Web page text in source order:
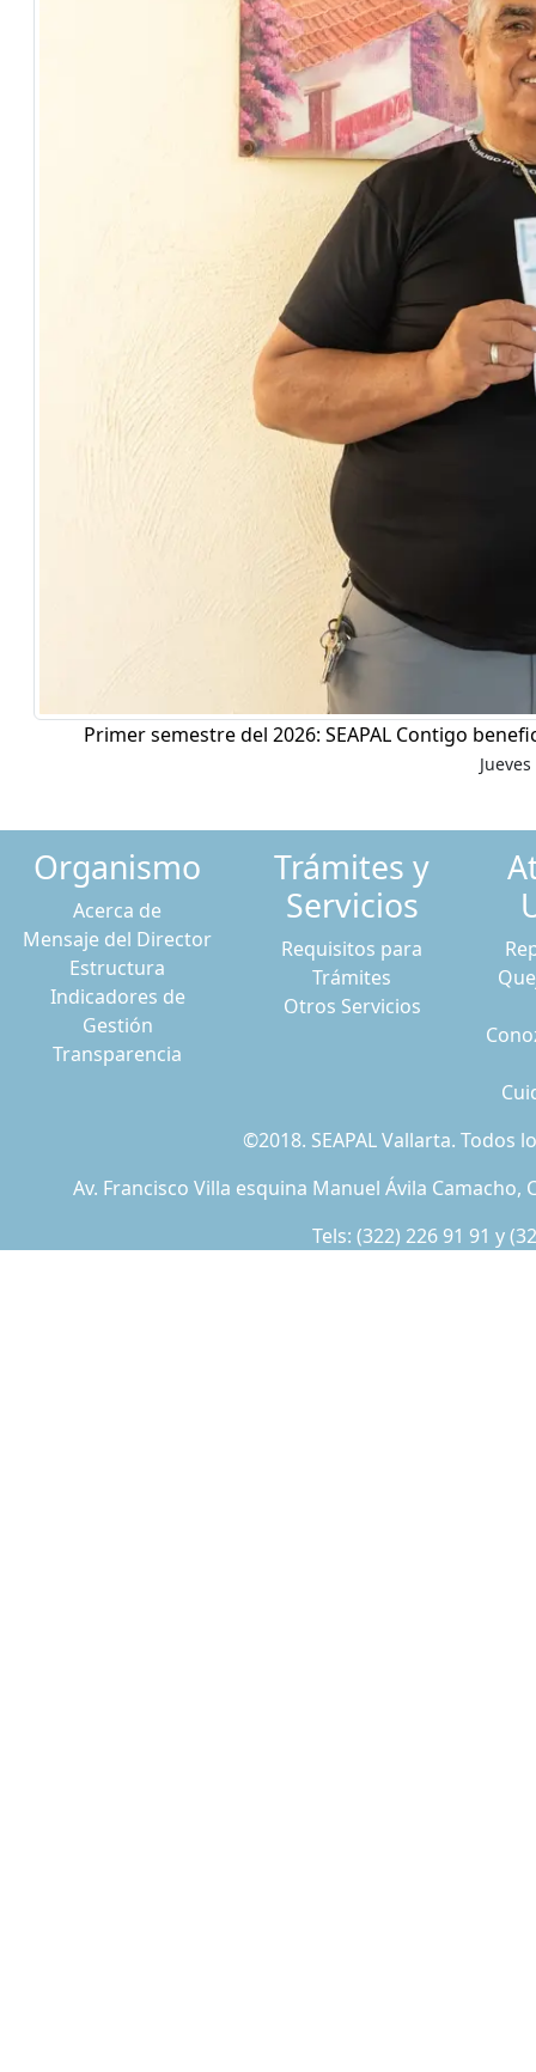
Primer semestre del 2026: SEAPAL Contigo
Organismo
Acerca de
Mensaje del Director
Estructura
Indicadores de
Gestión
Transparencia
Trámites y
Servicios
Requisitos para
Trámites
Otros Servicios
©2018. SEAPAL Vallarta. Todos
Av. Francisco Villa esquina Manuel Ávila Camacho,
Tels: (322) 226 91 91 y